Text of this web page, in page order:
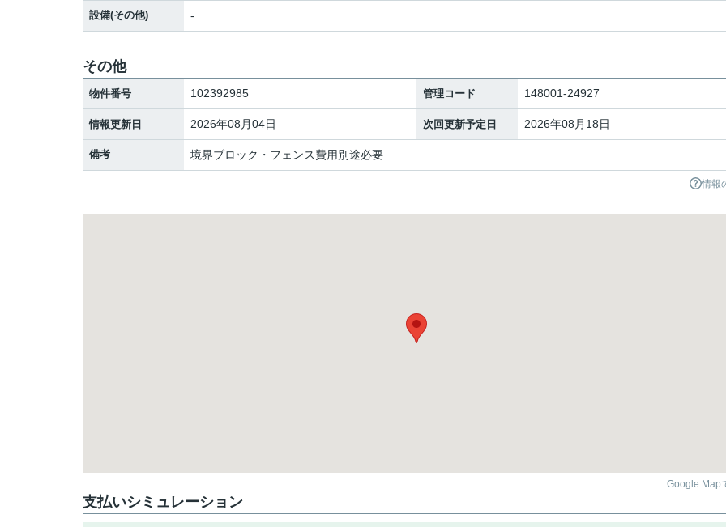
設備(その他) -
その他
物件番号 102392985 管理コード 148001-24927
情報更新日 2026年08月04日 次回更新予定日 2026年08月18日
備考 境界ブロック・フェンス費用別途必要
情報
Google Map
支払いシミュレーション